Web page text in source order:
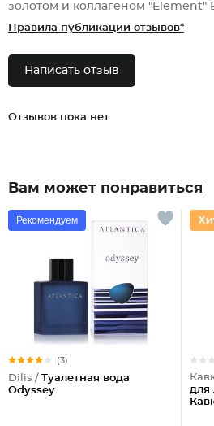
золотом и коллагеном "Element"
Правила публикации отзывов*
Написать отзыв
Отзывов пока нет
Вам может понравиться
Рекомендуем
(3)
Dilis / Туалетная вода
Odyssey
для